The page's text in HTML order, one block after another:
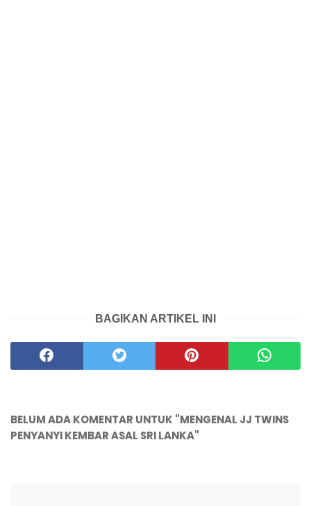
BAGIKAN ARTIKEL INI
BELUM ADA KOMENTAR UNTUK "MENGENAL JJ TWINS
PENYANYI KEMBAR ASAL SRI LANKA"